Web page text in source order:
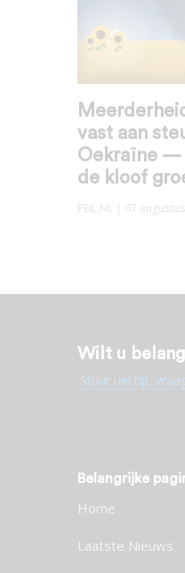
vast aan
Oekraïne —
de kloof
PEIL.NL | 07
Wilt u
Stuur uw tip,
Belangrijke
Home
Laatste Nieuws